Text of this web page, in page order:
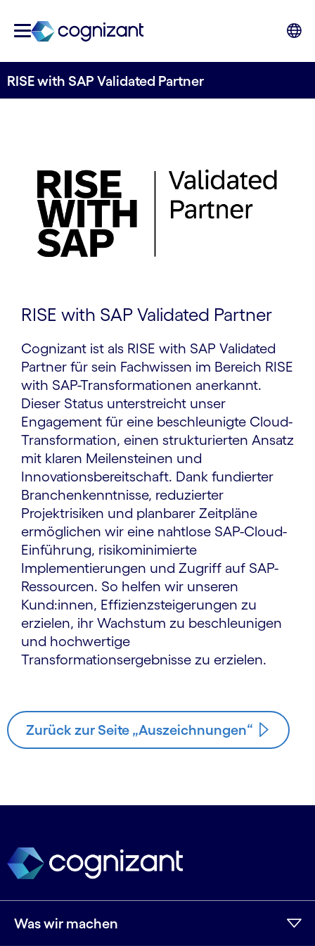
RISE with SAP Validated Partner
RISE with SAP Validated Partner
Cognizant ist als RISE with SAP Validated
Partner für sein Fachwissen im Bereich RISE
with SAP-Transformationen anerkannt.
Dieser Status unterstreicht unser
Engagement für eine beschleunigte Cloud-
Transformation, einen strukturierten Ansatz
mit klaren Meilensteinen und
Innovationsbereitschaft. Dank fundierter
Branchenkenntnisse, reduzierter
Projektrisiken und planbarer Zeitpläne
ermöglichen wir eine nahtlose SAP-Cloud-
Einführung, risikominimierte
Implementierungen und Zugriff auf SAP-
Ressourcen. So helfen wir unseren
Kund:innen, Effizienzsteigerungen zu
erzielen, ihr Wachstum zu beschleunigen
und hochwertige
Transformationsergebnisse zu erzielen.
Zurück zur Seite „Auszeichnungen“
Was wir machen